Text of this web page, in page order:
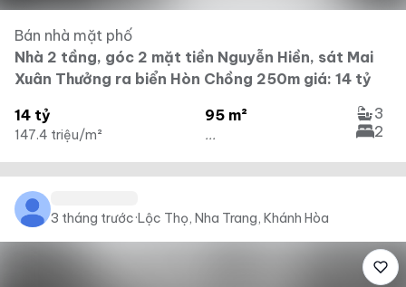
Bán nhà mặt phố
Nhà 2 tầng, góc 2 mặt tiền Nguyễn Hiền, sát Mai
Xuân Thưởng ra biển Hòn Chồng 250m giá: 14 tỷ
14 tỷ
147.4 triệu/m²
95 m²
...
3
2
3 tháng trước·Lộc Thọ, Nha Trang, Khánh Hòa